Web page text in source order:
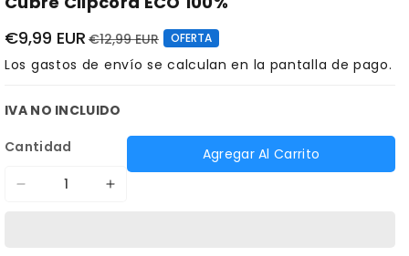
€9,99 EUR €12,99 EUR OFERTA
Los gastos de envío se calculan en la pantalla de pago.
IVA NO INCLUIDO
Cantidad
Reducir
Aumentar
Agregar Al Carrito